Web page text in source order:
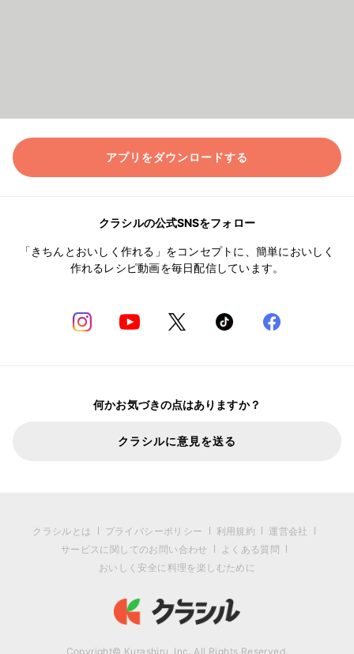
アプリをダウンロードする
クラシルの公式SNSをフォロー
「きちんとおいしく作れる」をコンセプトに、簡単においしく
作れるレシピ動画を毎日配信しています。
何かお気づきの点はありますか？
クラシルに意見を送る
クラシルとは プライバシーポリシー 利用規約
運営会社
サービスに関してのお問い合わせ
よくある質問
おいしく安全に料理を楽しむために
Copyright© Kurashiru, Inc. All Rights Reserved.